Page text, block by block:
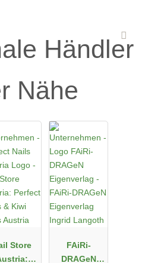
Händler
Nähe
Store
FAiRi-
DRAGeN